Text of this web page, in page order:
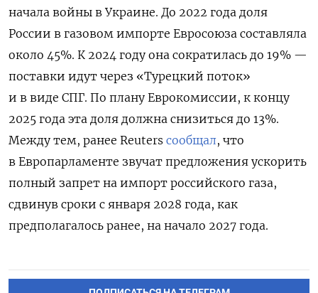
начала войны в Украине. До 2022 года доля
России в газовом импорте Евросоюза составляла
около 45%. К 2024 году она сократилась до 19% —
поставки идут через «Турецкий поток»
и в виде СПГ. По плану Еврокомиссии, к концу
2025 года эта доля должна снизиться до 13%.
Между тем, ранее Reuters сообщал, что
в Европарламенте звучат предложения ускорить
полный запрет на импорт российского газа,
сдвинув сроки с января 2028 года, как
предполагалось ранее, на начало 2027 года.